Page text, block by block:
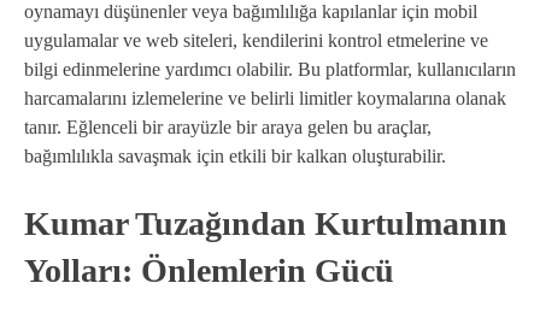
oynamayı düşünenler veya bağımlılığa kapılanlar için mobil
uygulamalar ve web siteleri, kendilerini kontrol etmelerine ve
bilgi edinmelerine yardımcı olabilir. Bu platformlar, kullanıcıların
harcamalarını izlemelerine ve belirli limitler koymalarına olanak
tanır. Eğlenceli bir arayüzle bir araya gelen bu araçlar,
bağımlılıkla savaşmak için etkili bir kalkan oluşturabilir.
Kumar Tuzağından Kurtulmanın
Yolları: Önlemlerin Gücü